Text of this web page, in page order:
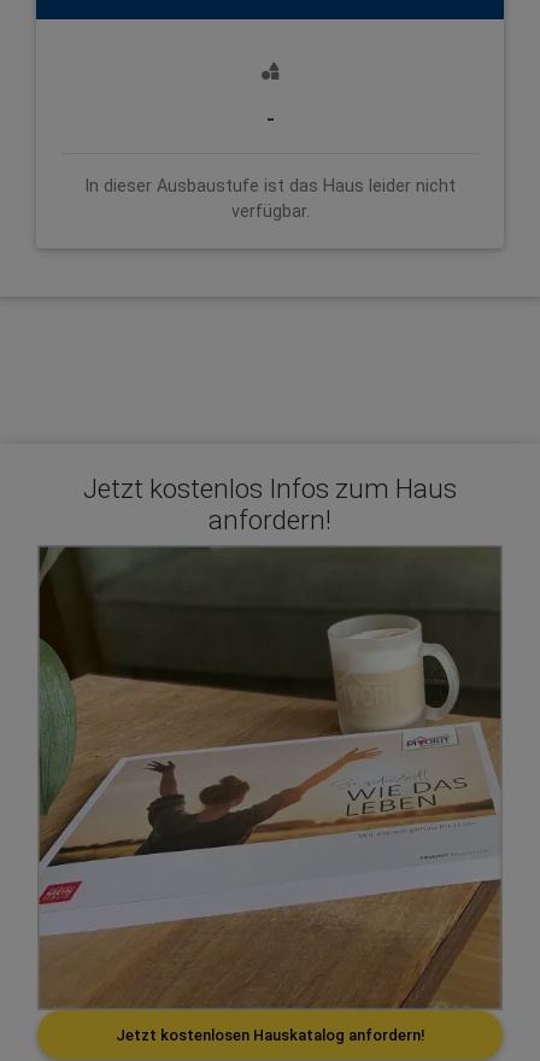
-
In dieser Ausbaustufe ist das Haus leider nicht
verfügbar.
Jetzt kostenlos Infos zum Haus
anfordern!
Jetzt kostenlosen Hauskatalog anfordern!